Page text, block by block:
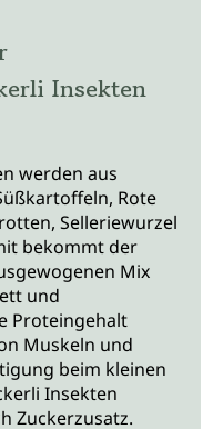
Insekten
werden aus
Rote
Selleriewurzel
bekommt der
Mix
und
Proteingehalt
Muskeln und
beim kleinen
Insekten
Zuckerzusatz.